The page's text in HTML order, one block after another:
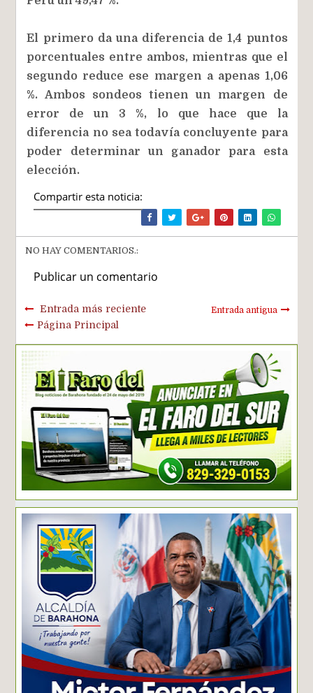
El primero da una diferencia de 1,4 puntos
porcentuales entre ambos, mientras que el
segundo reduce ese margen a apenas 1,06
%. Ambos sondeos tienen un margen de
error de un 3 %, lo que hace que la
diferencia no sea todavía concluyente para
poder determinar un ganador para esta
elección.
Compartir esta noticia:
NO HAY COMENTARIOS.:
Publicar un comentario
Entrada más reciente Entrada antigua
Página Principal